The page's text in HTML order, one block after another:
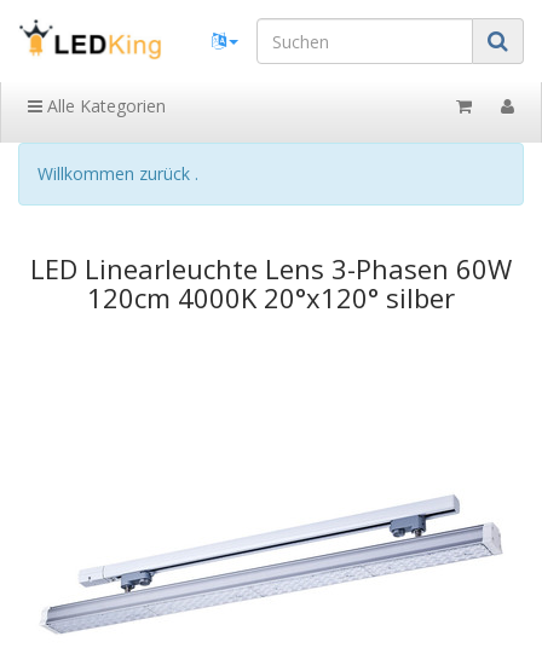
Alle Kategorien
Willkommen zurück .
LED Linearleuchte Lens 3-Phasen 60W
120cm 4000K 20°x120° silber